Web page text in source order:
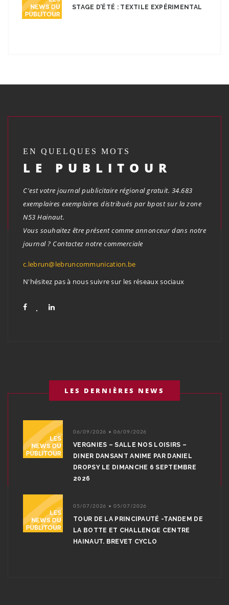
STAGE D’ÉTÉ : TEXTILE EXPÉRIMENTAL
EN QUELQUES MOTS
LE PUBLITOUR
C'est votre journal publicitaire régional gratuit. 34.683
exemplaires exemplaires distribués par bpost sur la zone
N53 Hainaut.
Vous souhaitez être présent comme annonceur dans notre
journal ? Contactez notre commerciale
c.lebrun@lebruncommunication.be
N'hésitez pas à nous suivre sur les réseaux sociaux
LES DERNIÈRES NEWS
06/09/2026 • 06/09/2026
VERGNIES – SALLE NOS LOISIRS –
DINER DANSANT ANIME PAR DANIEL
DROPSY LE DIMANCHE 6 SEPTEMBRE
2026
05/07/2026 • 05/07/2026
TOUR DE LA PRINCIPAUTÉ -TANDEM DE
LA BOTTE ET CHALLENGE CENTRE
HAINAUT. BREVET CYCLO